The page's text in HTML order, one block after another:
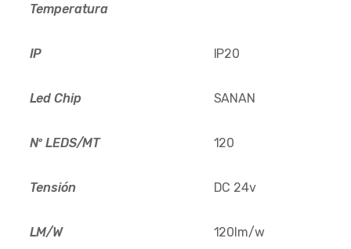
Temperatura
IP IP20
Led Chip SANAN
Nº LEDS/MT 120
Tensión DC 24v
LM/W 120lm/w